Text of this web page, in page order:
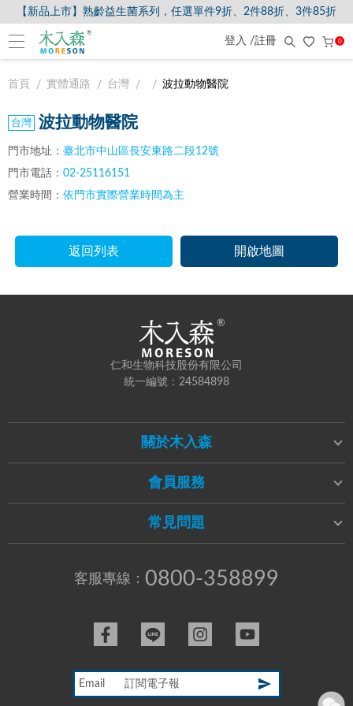
【新品上市】熟齡益生菌系列，任選單件9折、2件88折、3件85折
登入 /註冊 0
首頁 實體通路 台灣 波拉動物醫院
波拉動物醫院
門市地址： 臺北市中山區長安東路二段12號
門市電話： 02-25116151
營業時間： 依門市實際營業時間為主
返回列表 開啟地圖
仁和生物科技股份有限公司
統一編號：24584898
關於木入森
會員服務
常見問題
客服專線： 0800-358899
Email